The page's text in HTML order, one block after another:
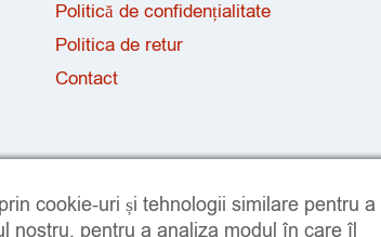
Politică de confidențialitate
Politica de retur
Contact
cookie-uri și tehnologii similare pentru a
nostru, pentru a analiza modul în care îl